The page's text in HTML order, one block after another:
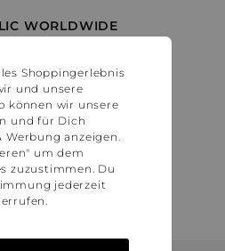
WORLDWIDE
Österreich
Schweiz
France
States
Shoppingerlebnis
und unsere
können wir unsere
und für Dich
Werbung anzeigen.
um dem
zuzustimmen. Du
jederzeit